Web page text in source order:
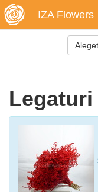
IZA Flowers
Legaturi